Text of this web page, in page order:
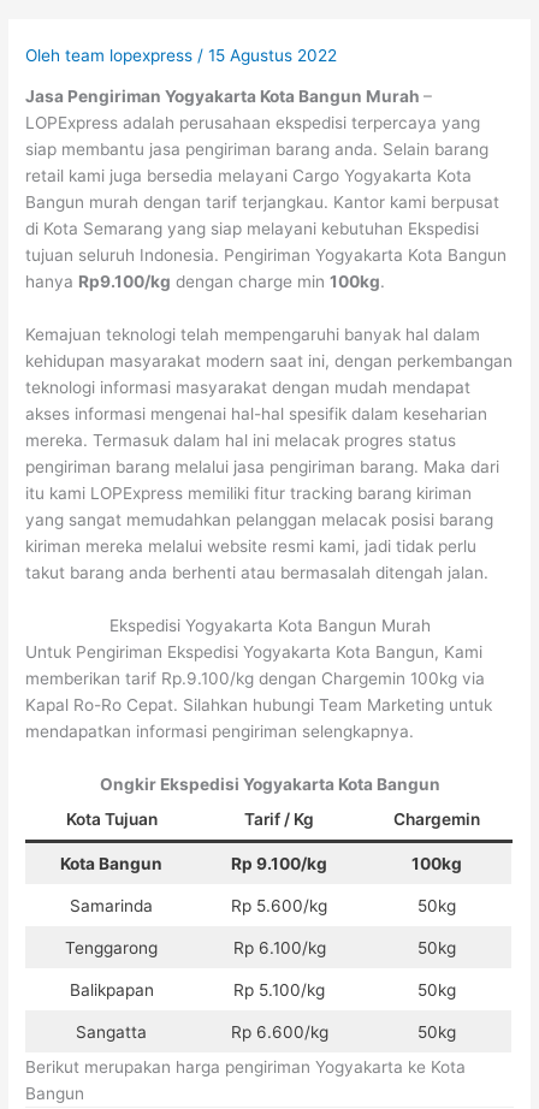
Olehteam lopexpress /15 Agustus 2022
Jasa Pengiriman Yogyakarta Kota Bangun Murah–
LOPExpress adalah perusahaan ekspedisi terpercaya yang
siap membantu jasa pengiriman barang anda. Selain barang
retail kami juga bersedia melayani Cargo Yogyakarta Kota
Bangun murah dengan tarif terjangkau. Kantor kami berpusat
di Kota Semarang yang siap melayani kebutuhan Ekspedisi
tujuan seluruh Indonesia. Pengiriman Yogyakarta Kota Bangun
hanya Rp9.100/kg dengan charge min100kg.
Kemajuan teknologi telah mempengaruhi banyak hal dalam
kehidupan masyarakat modern saat ini, dengan perkembangan
teknologi informasi masyarakat dengan mudah mendapat
akses informasi mengenai hal-hal spesifik dalam keseharian
mereka. Termasuk dalam hal ini melacak progres status
pengiriman barang melalui jasa pengiriman barang. Maka dari
itu kami LOPExpress memiliki fitur tracking barang kiriman
yang sangat memudahkan pelanggan melacak posisi barang
kiriman mereka melalui website resmi kami, jadi tidak perlu
takut barang anda berhenti atau bermasalah ditengah jalan.
Ekspedisi Yogyakarta Kota Bangun Murah
Untuk Pengiriman Ekspedisi Yogyakarta Kota Bangun, Kami
memberikan tarif Rp.9.100/kg dengan Chargemin 100kg via
Kapal Ro-Ro Cepat. Silahkan hubungi Team Marketing untuk
mendapatkan informasi pengiriman selengkapnya.
Ongkir Ekspedisi Yogyakarta Kota Bangun
Kota Tujuan
Tarif / Kg Chargemin
Kota Bangun Rp 9.100/kg 100kg
Samarinda Rp 5.600/kg 50kg
Tenggarong Rp 6.100/kg 50kg
Balikpapan Rp 5.100/kg 50kg
Sangatta Rp 6.600/kg
50kg
Berikut merupakan harga pengiriman Yogyakarta ke Kota
Bangun